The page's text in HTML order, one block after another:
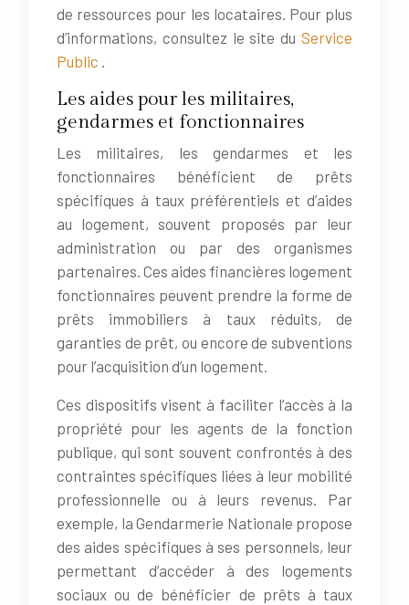
de ressources pour les locataires. Pour plus
d’informations, consultez le site du Service
Public
Les aides pour les militaires,
gendarmes et fonctionnaires
Les militaires, les gendarmes et les
fonctionnaires bénéficient de prêts
spécifiques à taux préférentiels et d’aides
au logement, souvent proposés par leur
administration ou par des organismes
partenaires. Ces aides financières logement
fonctionnaires peuvent prendre la forme de
prêts immobiliers à taux réduits, de
garanties de prêt, ou encore de subventions
pour l’acquisition d’un logement.
Ces dispositifs visent à faciliter l’accès à la
propriété pour les agents de la fonction
publique, qui sont souvent confrontés à des
contraintes spécifiques liées à leur mobilité
professionnelle ou à leurs revenus. Par
exemple, la Gendarmerie Nationale propose
des aides spécifiques à ses personnels, leur
permettant d’accéder à des logements
sociaux ou de bénéficier de prêts à taux